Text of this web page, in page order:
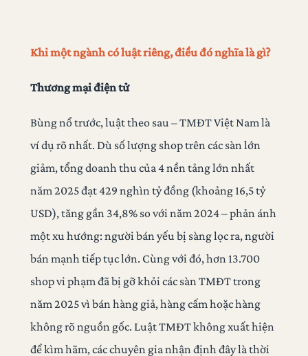
Khi một ngành có luật riêng, điều đó nghĩa là gì?
Thương mại điện tử
Bùng nổ trước, luật theo sau – TMĐT Việt Nam là
ví dụ rõ nhất. Dù số lượng shop trên các sàn lớn
giảm, tổng doanh thu của 4 nền tảng lớn nhất
năm 2025 đạt 429 nghìn tỷ đồng (khoảng 16,5 tỷ
USD), tăng gần 34,8% so với năm 2024 – phản ánh
một xu hướng: người bán yếu bị sàng lọc ra, người
bán mạnh tiếp tục lớn. Cùng với đó, hơn 13.700
shop vi phạm đã bị gỡ khỏi các sàn TMĐT trong
năm 2025 vì bán hàng giả, hàng cấm hoặc hàng
không rõ nguồn gốc. Luật TMĐT không xuất hiện
để kìm hãm, các chuyên gia nhận định đây là thời